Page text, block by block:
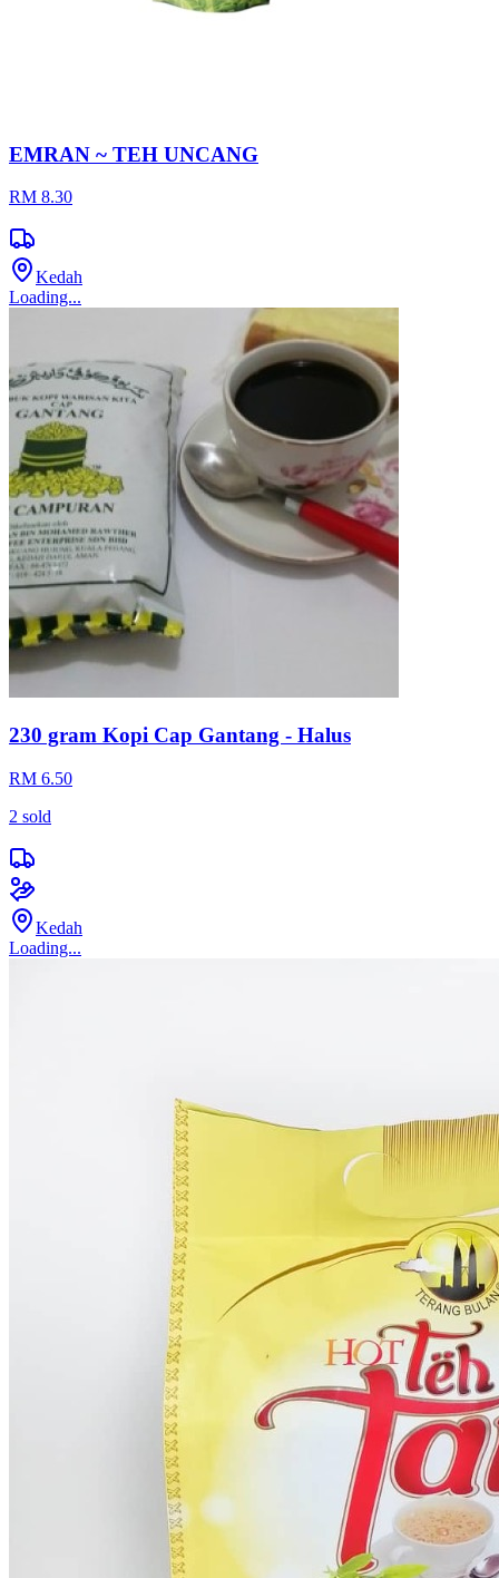
EMRAN ~ TEH UNCANG
RM 8.30
Kedah
Loading...
230 gram Kopi Cap Gantang - Halus
RM 6.50
2 sold
Kedah
Loading...